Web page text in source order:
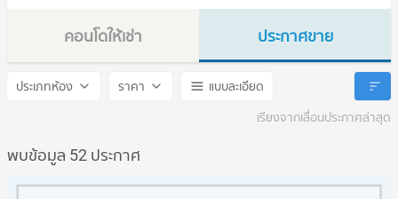
คอนโดให้เช่า
Rhythm Asoke II
ประกาศขาย
Rhythm Asoke II
ประเภทห้อง ราคา
แบบละเอียด
เรียงจากเลื่อนประกาศล่าสุด
พบข้อมูล 52 ประกาศ